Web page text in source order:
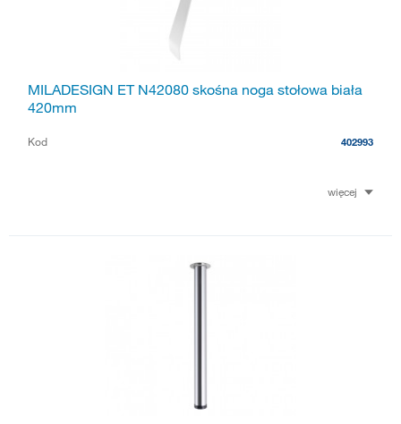
MILADESIGN ET N42080 skośna noga stołowa biała
420mm
Kod 402993
więcej